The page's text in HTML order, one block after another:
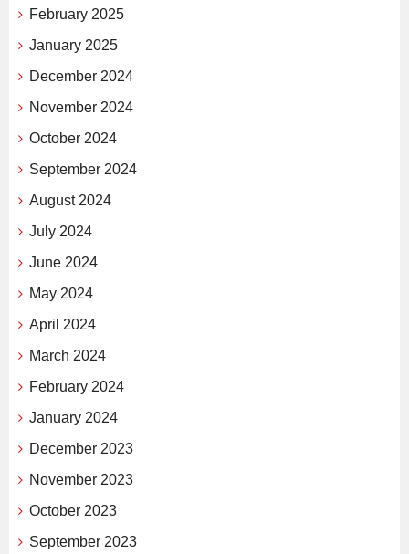
February 2025
January 2025
December 2024
November 2024
October 2024
September 2024
August 2024
July 2024
June 2024
May 2024
April 2024
March 2024
February 2024
January 2024
December 2023
November 2023
October 2023
September 2023